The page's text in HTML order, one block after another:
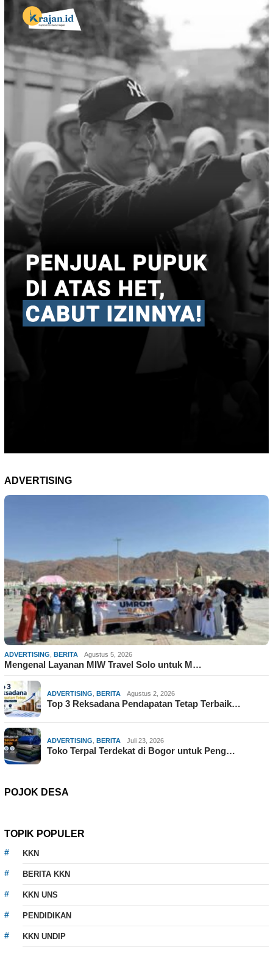
ADVERTISING
ADVERTISING BERITA Agustus 5, 2026
Mengenal Layanan MIW Travel Solo untuk M…
ADVERTISING BERITA Agustus 2, 2026
Top 3 Reksadana Pendapatan Tetap Terbaik…
ADVERTISING BERITA Juli 23, 2026
Toko Terpal Terdekat di Bogor untuk Peng…
POJOK DESA
TOPIK POPULER
KKN
BERITA KKN
KKN UNS
PENDIDIKAN
KKN UNDIP